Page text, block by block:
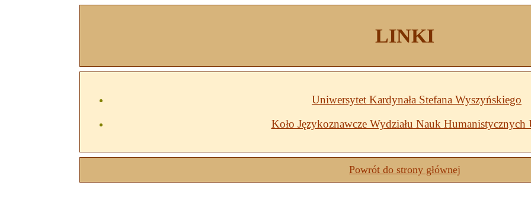
LINKI
Uniwersytet Kardynała Stefana Wyszyńskiego
Koło Językoznawcze Wydziału Nauk
Powrót do strony głównej